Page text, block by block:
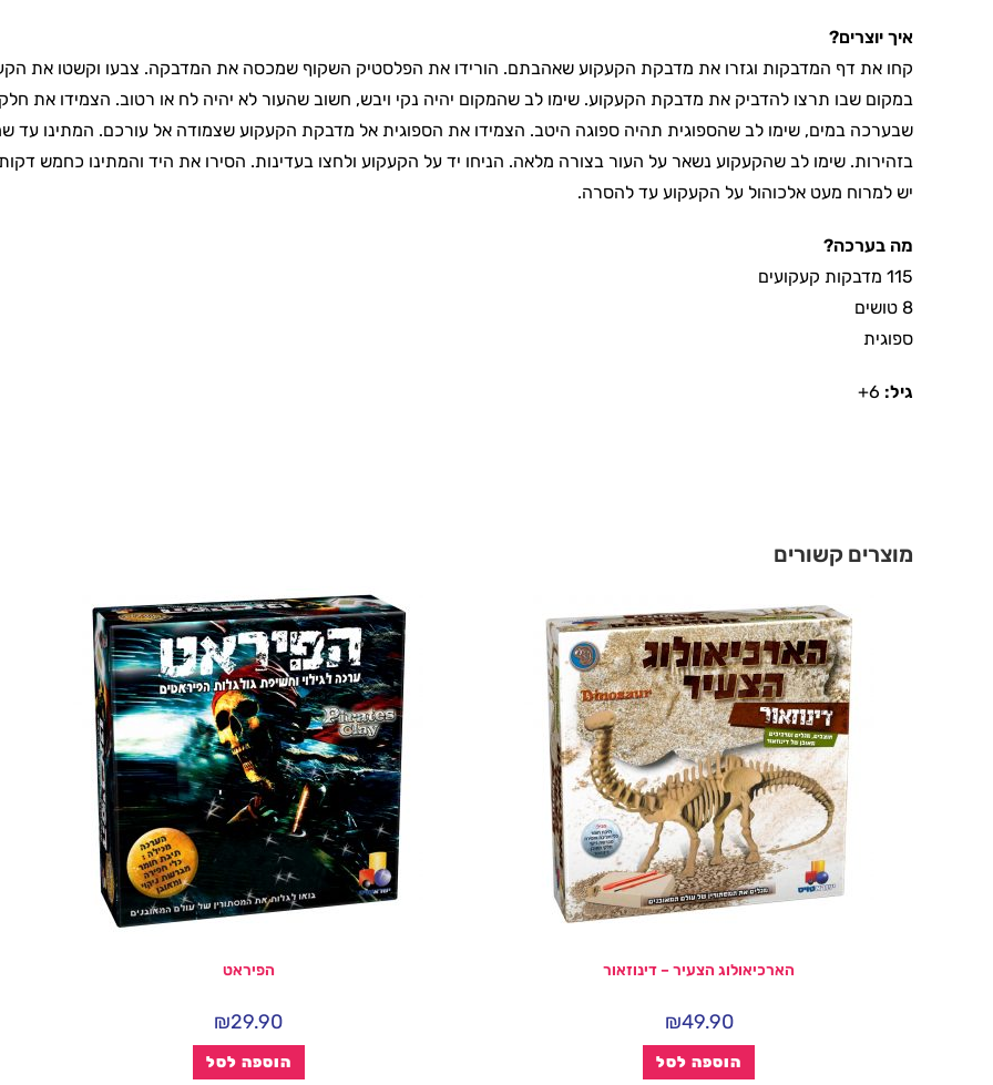
איך יוצרים?
קחו את דף המדבקות וגזרו את מדבקת הקעקוע שאהבתם. הורידו את הפלסטיק השקוף שמכסה את המדבקה. צבעו וקשטו את
במקום שבו תרצו להדביק את מדבקת הקעקוע. שימו לב שהמקום יהיה נקי ויבש, חשוב שהעור לא יהיה לח או רטוב. הצמידו את
שבערכה במים, שימו לב שהספוגית תהיה ספוגה היטב. הצמידו את הספוגית אל מדבקת הקעקוע שצמודה אל עורכם. המתינו עד
בזהירות. שימו לב שהקעקוע נשאר על העור בצורה מלאה. הניחו יד על הקעקוע ולחצו בעדינות. הסירו את היד והמתינו כחמש
יש למרוח מעט אלכוהול על הקעקוע עד להסרה.
מה בערכה?
115 מדבקות קעקועים
8 טושים
ספוגית
גיל:
מוצרים קשורים
הארכיאולוג הצעיר – דינוזאור
₪49.90
הוספה לסל
הפיראט
₪29.90
הוספה לסל